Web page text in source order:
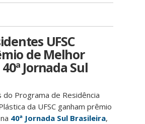
UFSC
de Melhor
Jornada Sul
Programa de Residência
da UFSC ganham prêmio
40ª Jornada Sul Brasileira,